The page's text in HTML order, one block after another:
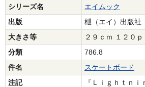
シリーズ名
エイムック
出版
枻（エイ）出版社
大きさ等
２９ｃｍ １２０ｐ
分類
786.8
件名
スケートボード
注記
『Ｌｉｇｈｔｎｉ